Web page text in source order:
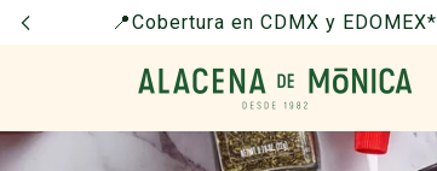
📍Cobertura en CDMX y EDOMEX*